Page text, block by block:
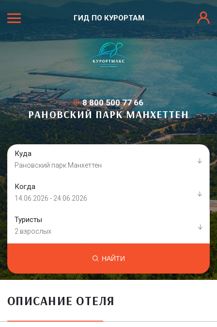
ГИД ПО КУРОРТАМ
8 800 500 77 66
РАНОВСКИЙ ПАРК МАНХЕТТЕН
Куда
Рановский парк Манхеттен
Когда
14.06.2026 - 24.06.2026
Туристы
2 взрослых
НАЙТИ
ОПИСАНИЕ ОТЕЛЯ